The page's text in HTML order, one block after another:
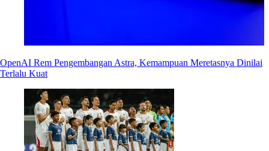
OpenAI Rem Pengembangan Astra, Kemampuan Meretasnya Dinilai
Terlalu Kuat